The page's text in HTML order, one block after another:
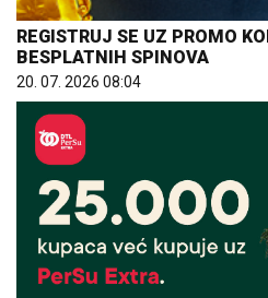
REGISTRUJ SE UZ PROMO
BESPLATNIH SPINOVA
20. 07. 2026 08:04